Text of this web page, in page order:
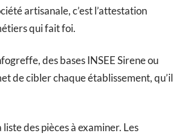
artisanale, c’est l’attestation
qui fait foi.
des bases INSEE Sirene ou
de cibler chaque établissement, qu’il
des pièces à examiner. Les